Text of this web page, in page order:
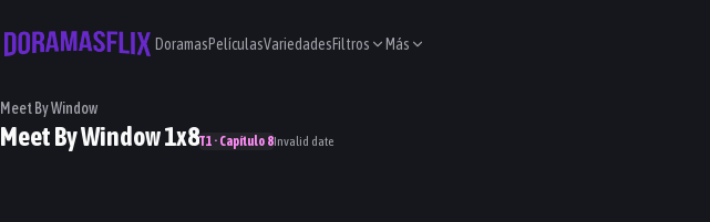
DoramasPelículasVariedadesFiltros Más
Meet By Window
Meet By Window 1x8T1 · Capítulo 8Invalid date